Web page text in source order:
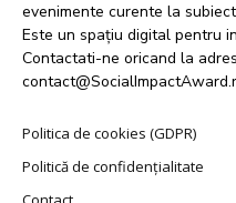
evenimente curente la
Este un spațiu digital pentru
Contactati-ne oricand la
Politica de cookies (GDPR)
Politică de confidențialitate